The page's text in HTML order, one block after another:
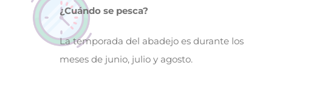
¿Cuándo se pesca?
La temporada del abadejo es durante los
meses de junio, julio y agosto.